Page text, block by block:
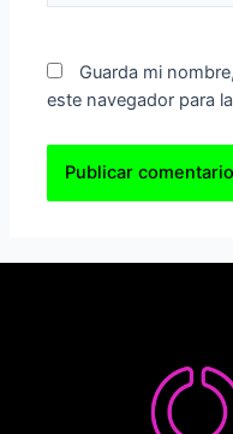
Guarda mi
este navegador para